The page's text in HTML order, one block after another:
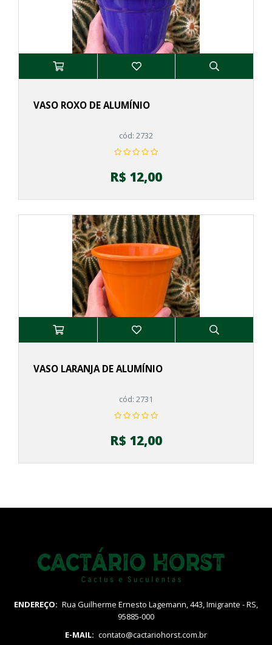
VASO ROXO DE ALUMÍNIO
cód: 2732
R$ 12,00
VASO LARANJA DE ALUMÍNIO
cód: 2731
R$ 12,00
ENDEREÇO: Rua Guilherme Ernesto Lagemann, 443, Imigrante - RS,
95885-000
E-MAIL: contato@cactariohorst.com.br